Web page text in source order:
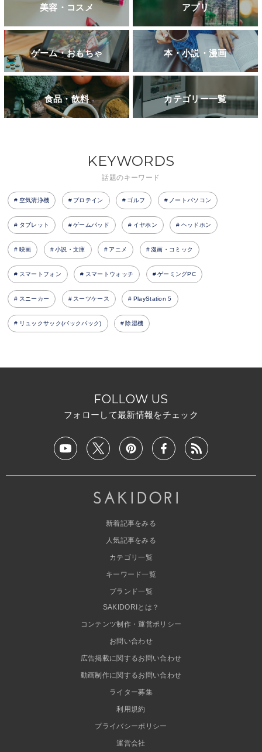
美容・コスメ アプリ
ゲーム・おもちゃ 本・小説・漫画
食品・飲料 カテゴリー一覧
KEYWORDS
話題のキーワード
空気清浄機 プロテイン ゴルフ ノートパソコン
タブレット ゲームパッド イヤホン ヘッドホン
映画 小説・文庫 アニメ 漫画・コミック
スマートフォン スマートウォッチ ゲーミングPC
スニーカー スーツケース PlayStation 5
リュックサック(バックパック) 除湿機
FOLLOW US
フォローして最新情報をチェック
新着記事をみる
人気記事をみる
カテゴリ一覧
キーワード一覧
ブランド一覧
SAKIDORIとは？
コンテンツ制作・運営ポリシー
お問い合わせ
広告掲載に関するお問い合わせ
動画制作に関するお問い合わせ
ライター募集
利用規約
プライバシーポリシー
運営会社